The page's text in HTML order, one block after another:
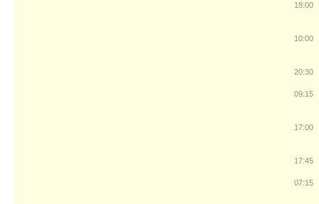
18:00
10:00
20:30
09:15
17:00
17:45
07:15